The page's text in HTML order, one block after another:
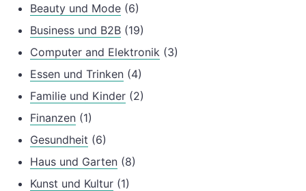
Beauty und Mode (6)
Business und B2B (19)
Computer and Elektronik (3)
Essen und Trinken (4)
Familie und Kinder (2)
Finanzen (1)
Gesundheit (6)
Haus und Garten (8)
Kunst und Kultur (1)